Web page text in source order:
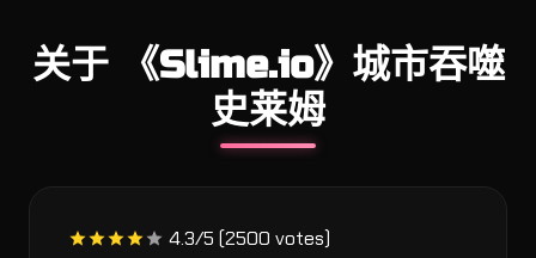
关于 《Slime.io》城市吞噬
史莱姆
4.3/5 (2500 votes)